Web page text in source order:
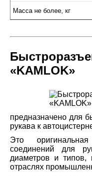
Масса не более, кг
«KAMLOK»
предназначено для
рукава к
Это
соединений для
диаметров и
отраслях